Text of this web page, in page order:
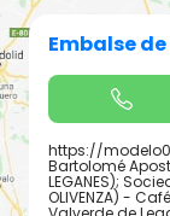
Embalse
https://
Bartolomé
LEGANES);
OLIVENZA) -